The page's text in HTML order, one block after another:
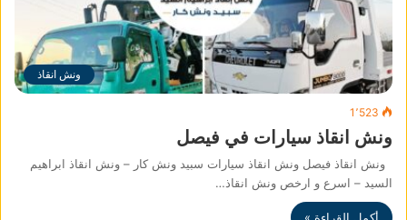
ونش انقاذ
1٬523
ونش انقاذ سيارات في فيصل
ونش انقاذ فيصل ونش انقاذ سيارات سبيد ونش كار – ونش انقاذ ابراهيم
السيد – اسرع و ارخص ونش انقاذ…
أكمل القراءة »